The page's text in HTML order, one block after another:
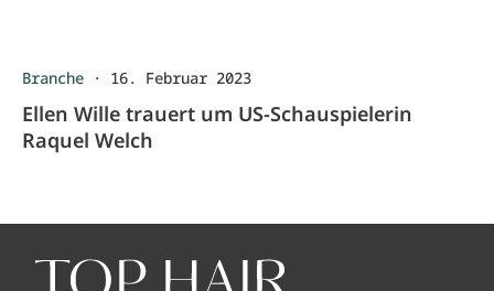
Branche · 16. Februar 2023
Ellen Wille trauert um US-Schauspielerin
Raquel Welch